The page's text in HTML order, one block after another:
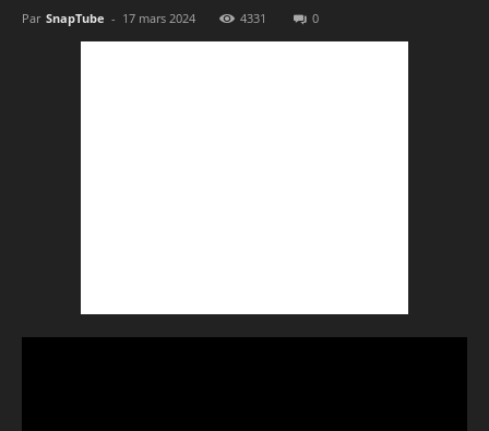
Par SnapTube - 17 mars 2024 4331 0